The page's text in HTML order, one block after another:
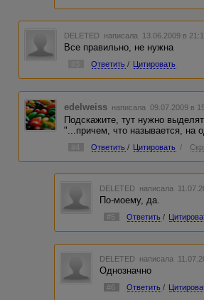
DELETED написала 13.06.2009 в
Все правильно, не нужна
Ответить / Цитировать
edelweiss написала 09.07.2009 в
Подскажите, тут нужно
"...причем, что называется, на
#4 Ответить / Цитировать /
DELETED написала
По-моему, да.
#5 Ответить /
DELETED написала
Однозначно
#6 Ответить /